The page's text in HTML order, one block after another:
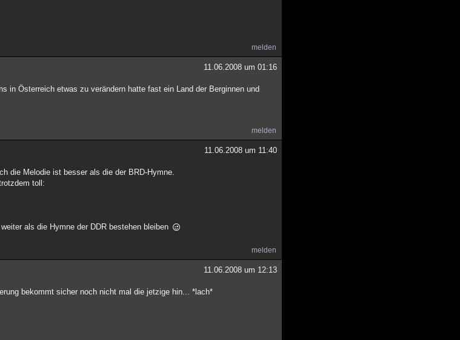
melden
11.06.2008 um 01:16
in Österreich etwas zu verändern hatte fast ein Land der Berginnen und
melden
11.06.2008 um 11:40
die Melodie ist besser als die der BRD-Hymne.
toll:
als die Hymne der DDR bestehen bleiben
melden
11.06.2008 um 12:13
bekommt sicher noch nicht mal die jetzige hin... *lach*